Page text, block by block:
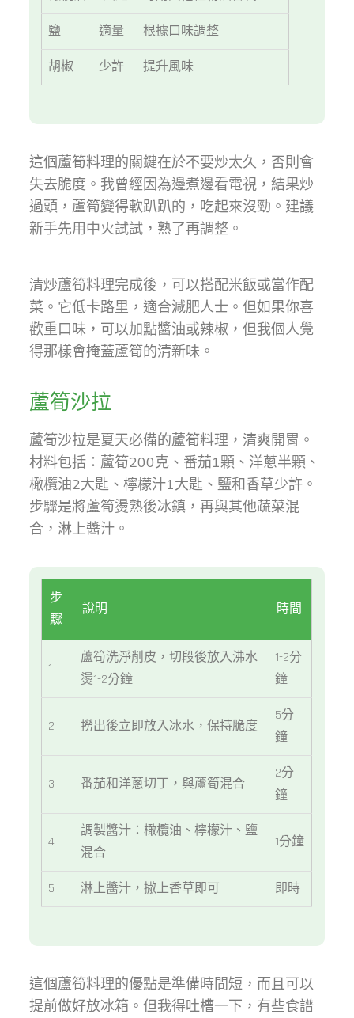
鹽 適量 根據口味調整
胡椒 少許 提升風味
這個蘆筍料理的關鍵在於不要炒太久，否則會
失去脆度。我曾經因為邊煮邊看電視，結果炒
過頭，蘆筍變得軟趴趴的，吃起來沒勁。建議
新手先用中火試試，熟了再調整。
清炒蘆筍料理完成後，可以搭配米飯或當作配
菜。它低卡路里，適合減肥人士。但如果你喜
歡重口味，可以加點醬油或辣椒，但我個人覺
得那樣會掩蓋蘆筍的清新味。
蘆筍沙拉
蘆筍沙拉是夏天必備的蘆筍料理，清爽開胃。
材料包括：蘆筍200克、番茄1顆、洋蔥半顆、
橄欖油2大匙、檸檬汁1大匙、鹽和香草少許。
步驟是將蘆筍燙熟後冰鎮，再與其他蔬菜混
合，淋上醬汁。
步
驟
說明 時間
1
蘆筍洗淨削皮，切段後放入沸水
燙1-2分鐘
1-2分
鐘
2 撈出後立即放入冰水，保持脆度
5分
鐘
3 番茄和洋蔥切丁，與蘆筍混合
2分
鐘
4
調製醬汁：橄欖油、檸檬汁、鹽
混合
1分鐘
5 淋上醬汁，撒上香草即可 即時
這個蘆筍料理的優點是準備時間短，而且可以
提前做好放冰箱。但我得吐槽一下，有些食譜